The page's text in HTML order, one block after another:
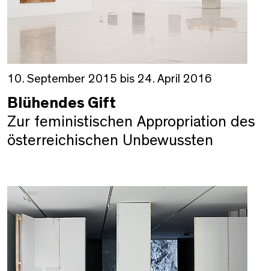
10. September 2015 bis 24. April 2016
Blühendes Gift
Zur feministischen Appropriation des
österreichischen Unbewussten